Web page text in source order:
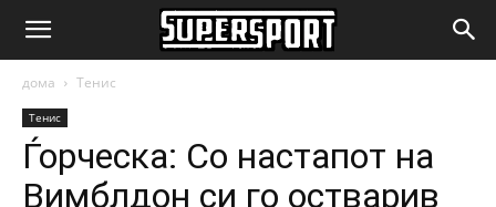
SuperSport.mk
дома Тенис
Тенис
Ѓорческа: Со настапот на
Вимблдон си го остварив